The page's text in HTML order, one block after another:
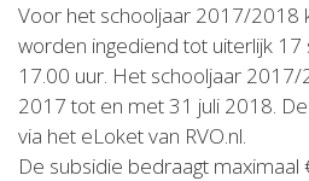
Voor het schooljaar 2017/2018
worden ingediend tot uiterlijk
17.00 uur. Het schooljaar
2017 tot en met 31 juli 2018. De
via het eLoket van RVO.nl.
De subsidie bedraagt maximaal